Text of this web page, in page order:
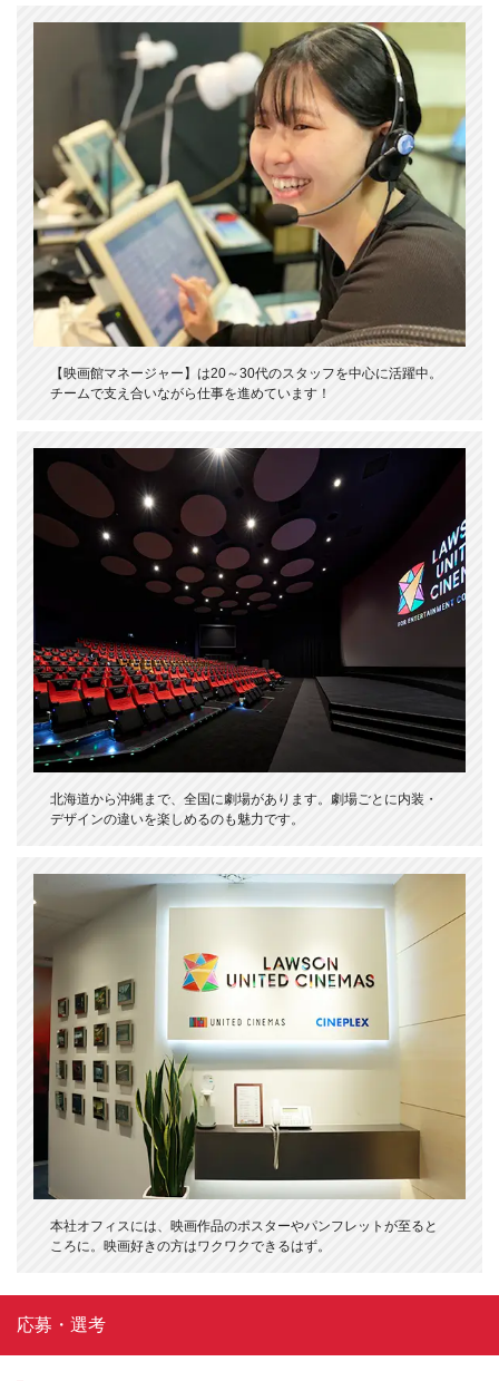
【映画館マネージャー】は20～30代のスタッフを中心に活躍中。
チームで支え合いながら仕事を進めています！
北海道から沖縄まで、全国に劇場があります。劇場ごとに内装・
デザインの違いを楽しめるのも魅力です。
本社オフィスには、映画作品のポスターやパンフレットが至ると
ころに。映画好きの方はワクワクできるはず。
応募・選考